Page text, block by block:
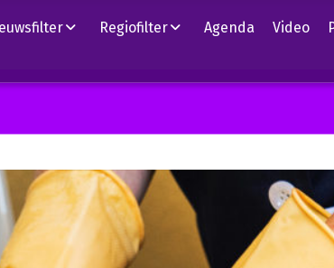
Regiofilter Agenda Video